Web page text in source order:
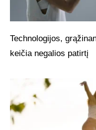
Technologijos,
keičia negalios patirtį